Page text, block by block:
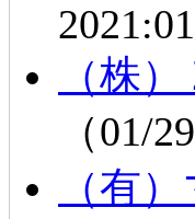
（株
（01/
（有